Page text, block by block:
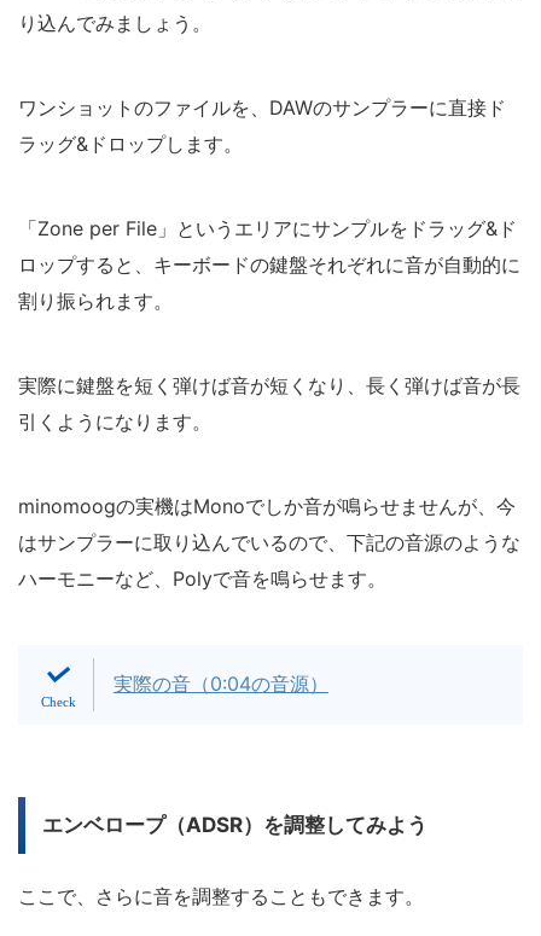
り込んでみましょう。
ワンショットのファイルを、DAWのサンプラーに直接ド
ラッグ&ドロップします。
「Zone per File」というエリアにサンプルをドラッグ&ド
ロップすると、キーボードの鍵盤それぞれに音が自動的に
割り振られます。
実際に鍵盤を短く弾けば音が短くなり、長く弾けば音が長
引くようになります。
minomoogの実機はMonoでしか音が鳴らせませんが、今
はサンプラーに取り込んでいるので、下記の音源のような
ハーモニーなど、Polyで音を鳴らせます。
実際の音（0:04の音源）
エンベロープ（ADSR）を調整してみよう
ここで、さらに音を調整することもできます。